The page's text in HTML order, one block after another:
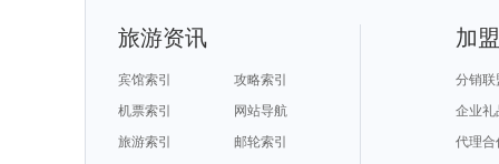
旅游资讯
宾馆索引
攻略索引
机票索引
网站导航
旅游索引
邮轮索引
加
分销联
企业礼
代理合